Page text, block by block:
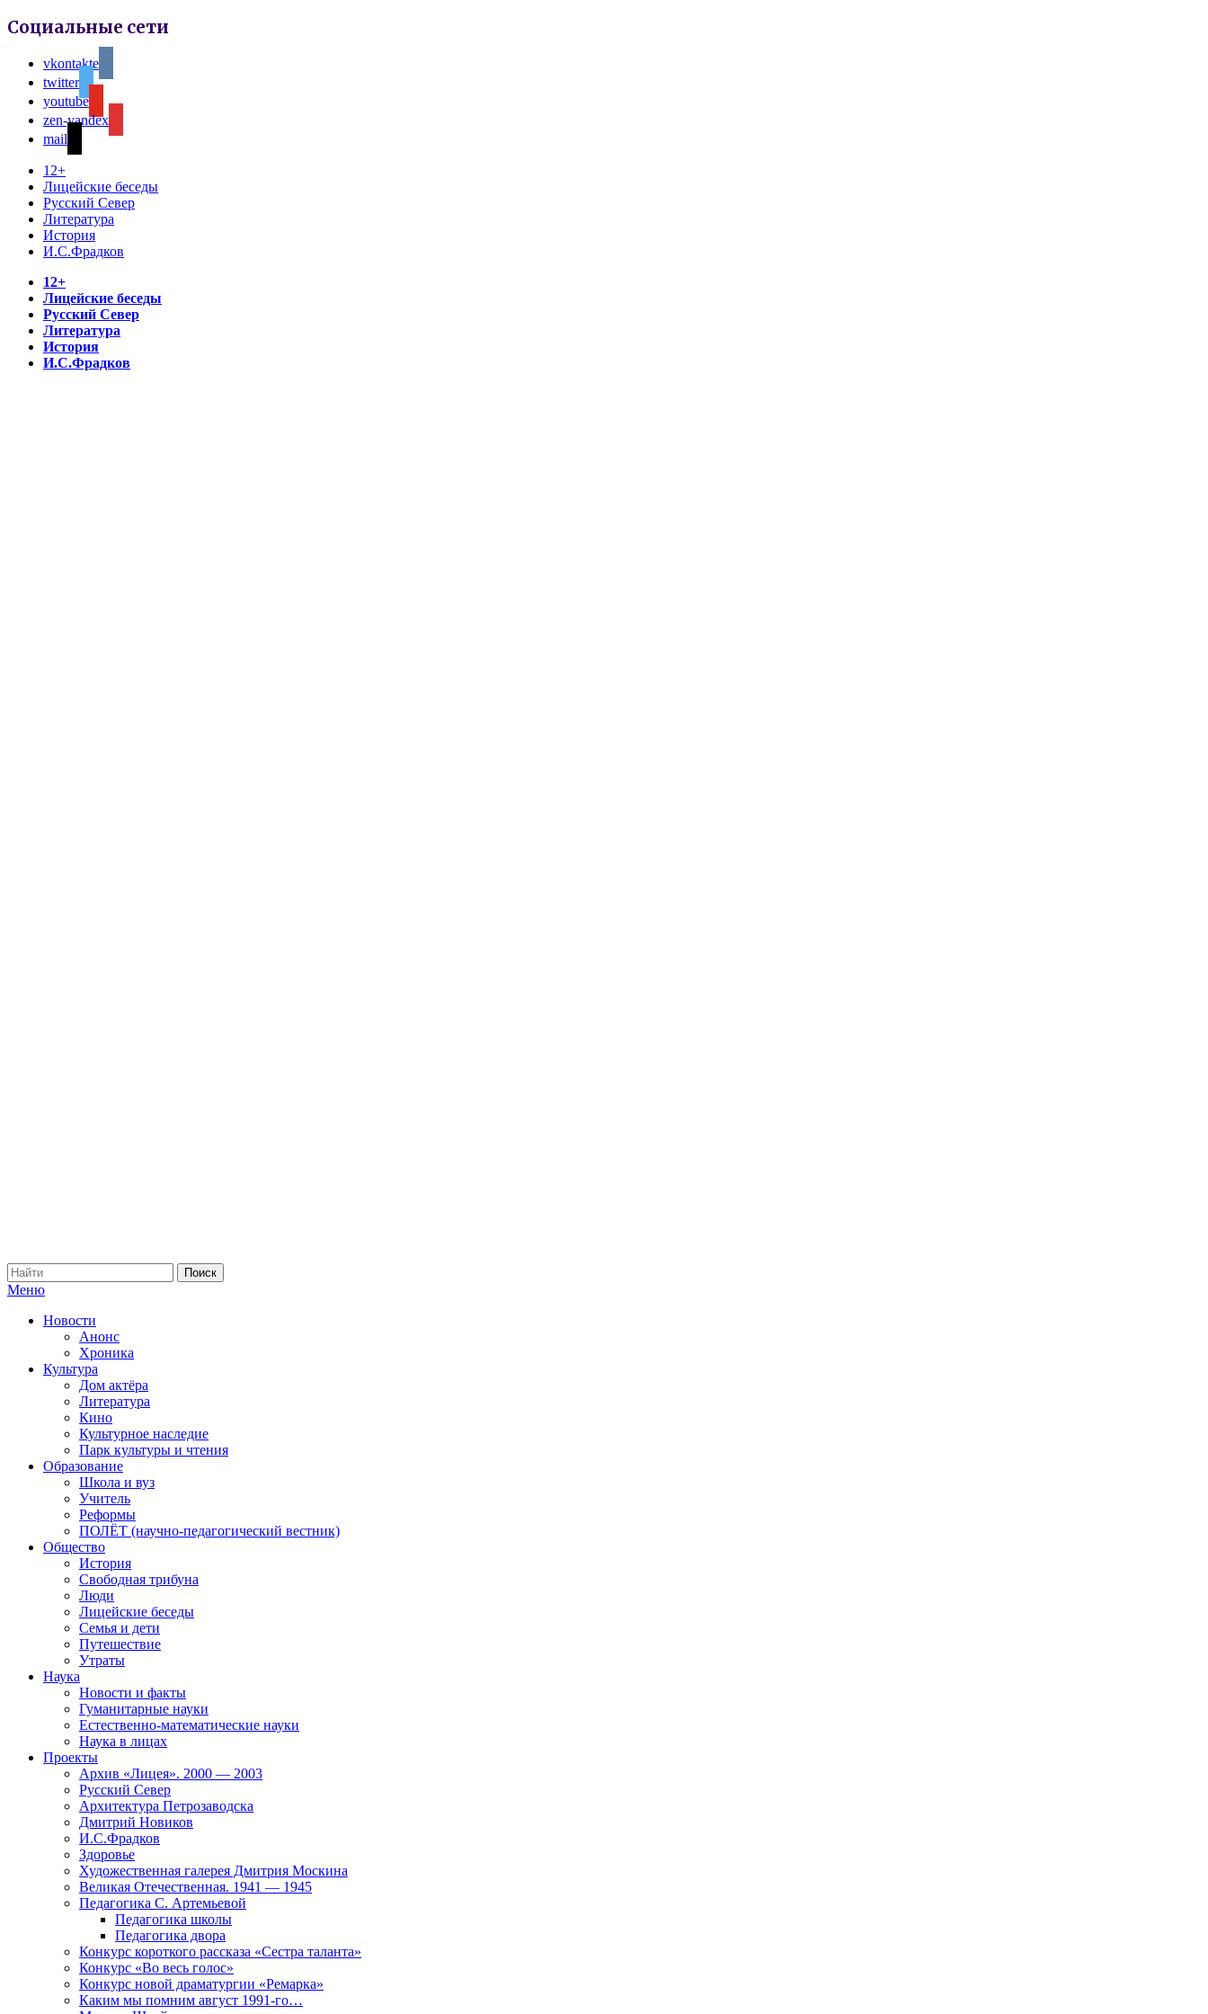
Социальные сети
vkontakte
twitter
youtube
zen-yandex
mail
12+
Лицейские беседы
Русский Север
Литература
История
И.С.Фрадков
12+
Лицейские беседы
Русский Север
Литература
История
И.С.Фрадков
Меню
Новости
Анонс
Хроника
Культура
Дом актёра
Литература
Кино
Культурное наследие
Парк культуры и чтения
Образование
Школа и вуз
Учитель
Реформы
ПОЛЁТ (научно-педагогический вестник)
Общество
История
Свободная трибуна
Люди
Лицейские беседы
Семья и дети
Путешествие
Утраты
Наука
Новости и факты
Гуманитарные науки
Естественно-математические науки
Наука в лицах
Проекты
Архив «Лицея». 2000 — 2003
Русский Север
Архитектура Петрозаводска
Дмитрий Новиков
И.С.Фрадков
Здоровье
Художественная галерея Дмитрия Москина
Великая Отечественная. 1941 — 1945
Педагогика С. Артемьевой
Педагогика школы
Педагогика двора
Конкурс короткого рассказа «Сестра таланта»
Конкурс «Во весь голос»
Конкурс новой драматургии «Ремарка»
Каким мы помним август 1991-го…